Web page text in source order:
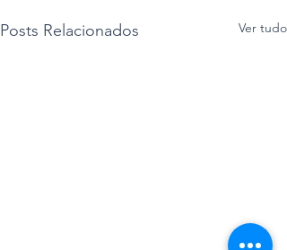
Posts Relacionados Ver tudo